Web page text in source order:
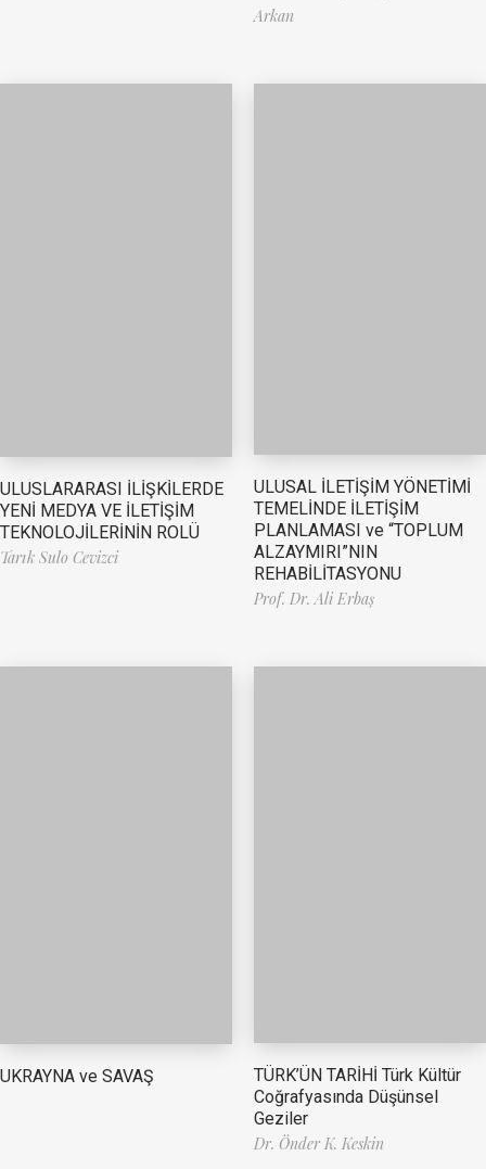
Arkan
ULUSLARARASI İLİŞKİLERDE
YENİ MEDYA VE İLETİŞİM
TEKNOLOJİLERİNİN ROLÜ
Tarık Sulo Cevizci
ULUSAL İLETİŞİM YÖNETİMİ
TEMELİNDE İLETİŞİM
PLANLAMASI ve “TOPLUM
ALZAYMIRI”NIN
REHABİLİTASYONU
Prof. Dr. Ali Erbaş
UKRAYNA ve SAVAŞ
TÜRK’ÜN TARİHİ Türk Kültür
Coğrafyasında Düşünsel
Geziler
Dr. Önder K. Keskin